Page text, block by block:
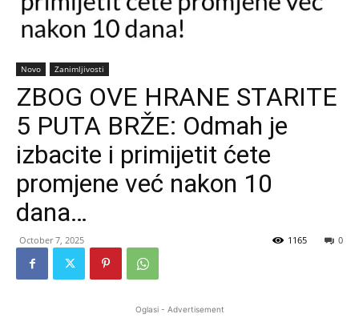
Novo Zanimljivosti
ZBOG OVE HRANE STARITE
5 PUTA BRŽE: Odmah je
izbacite i primijetit ćete
promjene već nakon 10
dana…
October 7, 2025 0
1165
Oglasi - Advertisement